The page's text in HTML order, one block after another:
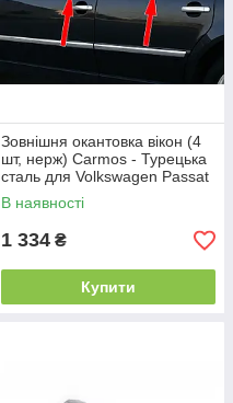
Зовнішня окантовка вікон (4
шт, нерж) Carmos - Турецька
сталь для Volkswagen Passat
B5 1997-2005 рр
В наявності
1 334 ₴
Купити